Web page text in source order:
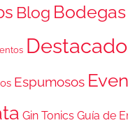
Blog Bodegas
Espumosos
Gin Tonics Guía de